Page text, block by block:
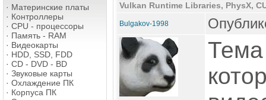
· Материнские платы
· Контроллеры
· CPU - процессоры
· Память - RAM
· Видеокарты
· HDD, SSD, FDD
· CD - DVD - BD
· Звуковые карты
· Охлаждение ПК
· Корпуса ПК
Vulkan Runtime Libraries, PhysX,
Bulgakov-1998
Тема